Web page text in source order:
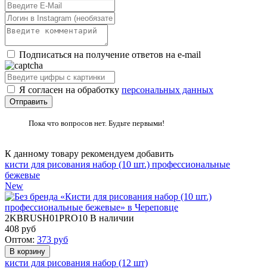
Подписаться на получение ответов на e-mail
Я согласен на обработку персональных данных
Пока что вопросов нет. Будьте первыми!
К данному товару рекомендуем добавить
кисти для рисования набор (10 шт.) профессиональные
бежевые
New
2KBRUSH01PRO10 В наличии
408 руб
Оптом: 373 руб
кисти для рисования набор (12 шт)